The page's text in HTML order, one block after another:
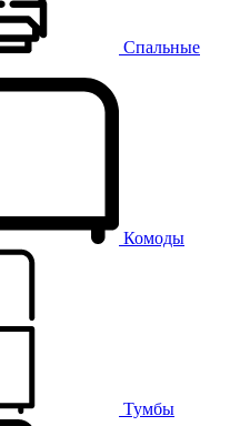
Спальные
Комоды
Тумбы